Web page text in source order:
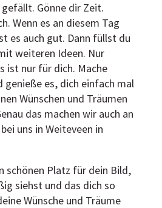
Gönne dir Zeit.
Wenn es an diesem Tag
es auch gut. Dann füllst du
weiteren Ideen. Nur
ist nur für dich. Mache
genieße es, dich einfach mal
Wünschen und Träumen
das machen wir auch an
uns in Weiteveen in
schönen Platz für dein Bild,
siehst und das dich so
Wünsche und Träume